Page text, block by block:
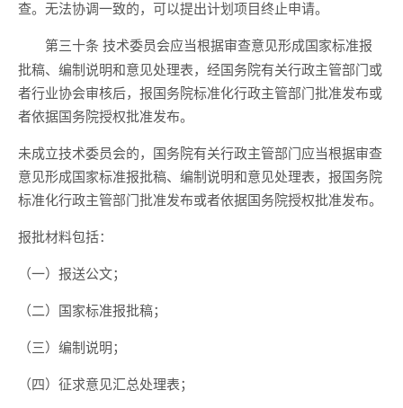
查。无法协调一致的，可以提出计划项目终止申请。
第三十条 技术委员会应当根据审查意见形成国家标准报
批稿、编制说明和意见处理表，经国务院有关行政主管部门或
者行业协会审核后，报国务院标准化行政主管部门批准发布或
者依据国务院授权批准发布。
未成立技术委员会的，国务院有关行政主管部门应当根据审查
意见形成国家标准报批稿、编制说明和意见处理表，报国务院
标准化行政主管部门批准发布或者依据国务院授权批准发布。
报批材料包括：
（一）报送公文；
（二）国家标准报批稿；
（三）编制说明；
（四）征求意见汇总处理表；